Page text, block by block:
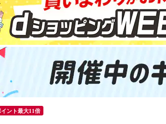
ント最大11倍